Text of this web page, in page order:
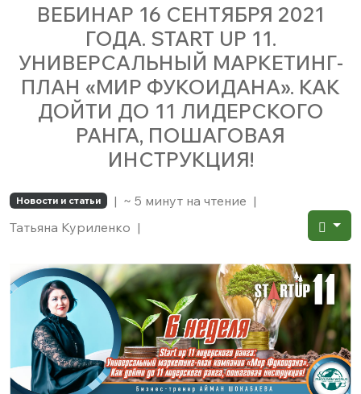
ВЕБИНАР 16 СЕНТЯБРЯ 2021
ГОДА. START UP 11.
УНИВЕРСАЛЬНЫЙ МАРКЕТИНГ-
ПЛАН «МИР ФУКОИДАНА». КАК
ДОЙТИ ДО 11 ЛИДЕРСКОГО
РАНГА, ПОШАГОВАЯ
ИНСТРУКЦИЯ!
Новости и статьи | ~ 5 минут на чтение |
Татьяна Куриленко |